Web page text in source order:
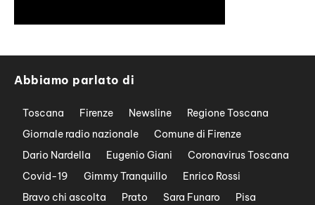
Abbiamo parlato di
Toscana Firenze Newsline
Regione Toscana
Giornale radio nazionale
Comune di Firenze
Dario Nardella
Eugenio Giani
Coronavirus Toscana
Covid-19
Gimmy Tranquillo
Enrico Rossi
Bravo chi ascolta
Prato Sara Funaro
Pisa